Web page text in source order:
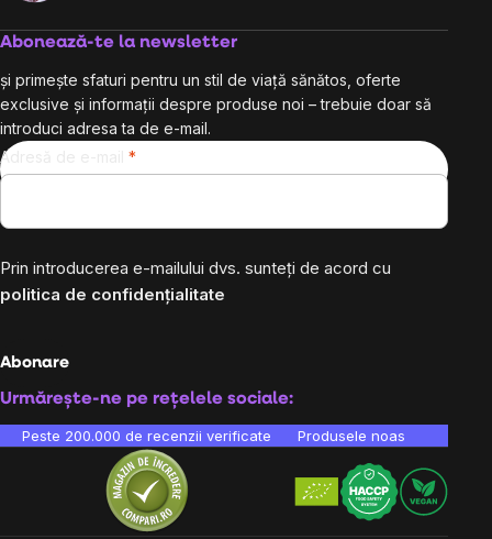
Abonează-te la newsletter
și primește sfaturi pentru un stil de viață sănătos, oferte
exclusive și informații despre produse noi – trebuie doar să
introduci adresa ta de e-mail.
Adresă de e-mail
Prin introducerea e-mailului dvs. sunteți de acord cu
politica de confidențialitate
Abonare
Urmărește-ne pe rețelele sociale:
Peste 200.000 de recenzii verificate Produsele noastre sunt